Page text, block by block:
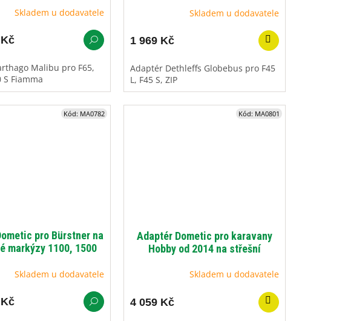
Skladem u dodavatele
Malibu pro F65,
S Fiamma
Skladem u dodavatele
1 969 Kč
Adaptér Dethleffs Globebus pro F45
L, F45 S, ZIP
pro Bürstner na
markýzy 1100, 1500
Skladem u dodavatele
Kód: MA0782
Adaptér Dometic pro karavany
Hobby od 2014 na střešní
Skladem u dodavatele
4 059 Kč
Kód: MA0801